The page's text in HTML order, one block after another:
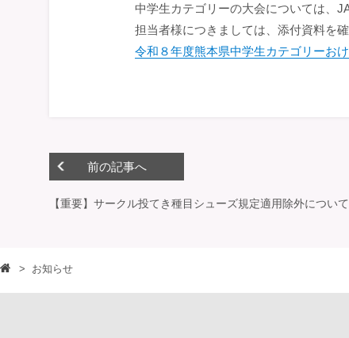
中学生カテゴリーの大会については、
担当者様につきましては、添付資料を
令和８年度熊本県中学生カテゴリーお
前の記事へ
【重要】サークル投てき種目シューズ規定適用除外について
> お知らせ